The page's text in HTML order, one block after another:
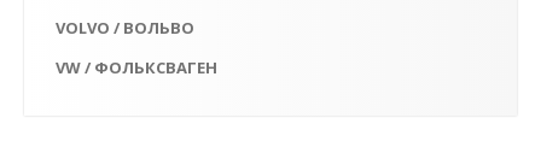
VOLVO / ВОЛЬВО
VW / ФОЛЬКСВАГЕН